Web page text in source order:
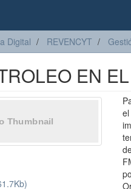
Digital REVENCYT
EN